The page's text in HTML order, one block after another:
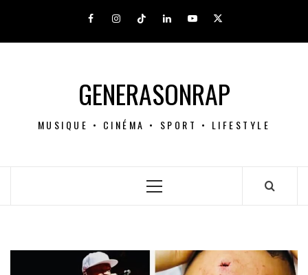
FacebookInstagramTiktok LinkedInYoutube
X
GENERASONRAP
MUSIQUE • CINÉMA • SPORT • LIFESTYLE
Menu